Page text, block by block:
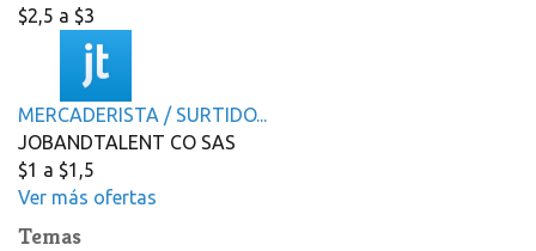
$2,5 a $3
MERCADERISTA / SURTIDO...
JOBANDTALENT CO SAS
$1 a $1,5
Ver más ofertas
Temas